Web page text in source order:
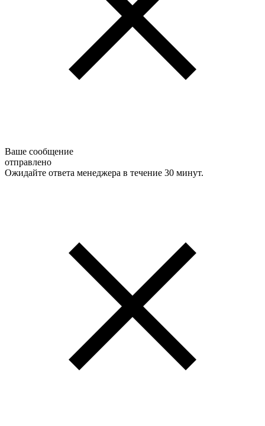
Ваше сообщение
отправлено
Ожидайте ответа менеджера в течение 30 минут.